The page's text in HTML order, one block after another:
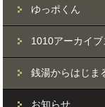
ゆっポくん
1010アーカイブ
銭湯からはじま
お知らせ